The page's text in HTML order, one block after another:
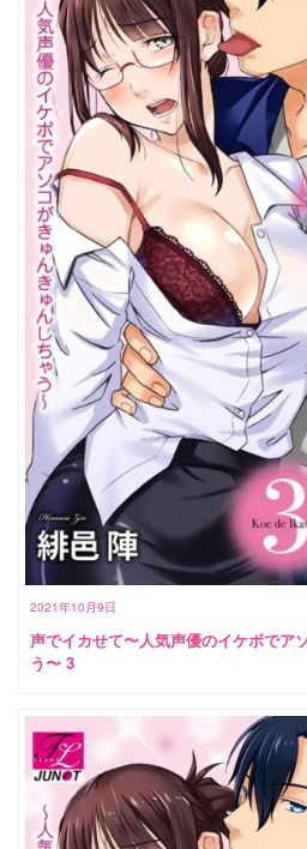
2021年10月9日
声でイカせて〜人気声優のイケボでア
う〜 3